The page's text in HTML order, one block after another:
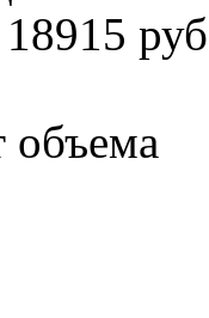
18915
объема